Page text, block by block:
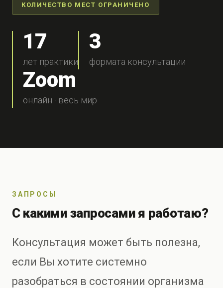
КОЛИЧЕСТВО МЕСТ ОГРАНИЧЕНО
17
лет практики
3
формата консультации
Zoom
онлайн · весь мир
ЗАПРОСЫ
С какими запросами я работаю?
Консультация может быть полезна,
если Вы хотите системно
разобраться в состоянии организма